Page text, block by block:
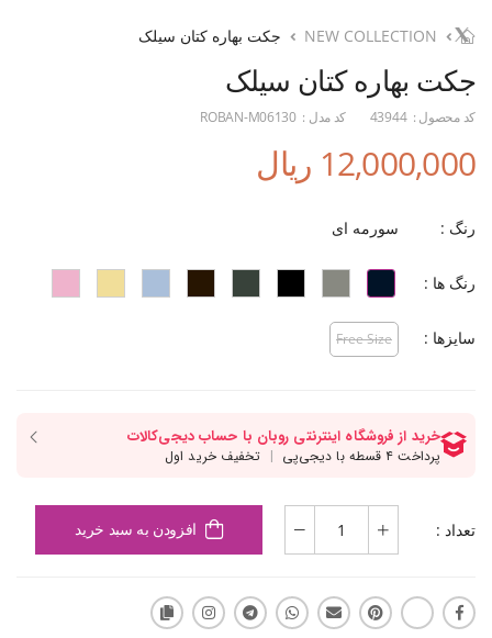
NEW COLLECTION جکت بهاره کتان سیلک
جکت بهاره کتان سیلک
کد محصول : 43944 کد مدل : ROBAN-M06130
12,000,000 ریال
رنگ : سورمه ای
رنگ ها :
سایزها : Free Size
تعداد : افزودن به سبد خرید